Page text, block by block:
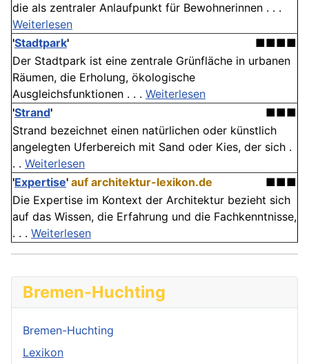
die als zentraler Anlaufpunkt für Bewohnerinnen . . .
Weiterlesen
'Stadtpark'
■■■■
Der Stadtpark ist eine zentrale Grünfläche in urbanen
Räumen, die Erholung, ökologische
Ausgleichsfunktionen . . . Weiterlesen
'Strand'
■■■
Strand bezeichnet einen natürlichen oder künstlich
angelegten Uferbereich mit Sand oder Kies, der sich .
. . Weiterlesen
'Expertise' auf architektur-lexikon.de
■■■
Die Expertise im Kontext der Architektur bezieht sich
auf das Wissen, die Erfahrung und die Fachkenntnisse,
. . . Weiterlesen
Bremen-Huchting
Bremen-Huchting
Lexikon